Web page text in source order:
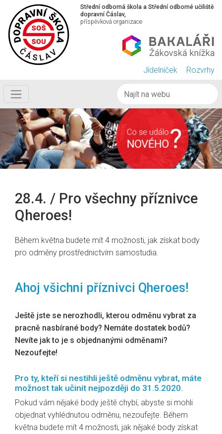
Střední odborná škola a Střední odborné učiliště
dopravní Čáslav,
příspěvková organizace
Jídelníček Rozvrhy
28.4. / Pro všechny příznivce
Qheroes!
Během května budete mít 4 možnosti, jak získat body
pro odměny prostřednictvím samostudia.
Ahoj všichni příznivci Qheroes!
Ještě jste se nerozhodli, kterou odměnu vybrat za
pracně nasbírané body? Nemáte dostatek bodů?
Nevíte jak to je s objednanými odměnami?
Nezoufejte!
Pro ty, kteří si nestihli ještě odměnu vybrat, máte
možnost tak učinit nejpozději do 31.5.2020.
Pokud vám nějaké body ještě chybí, abyste si mohli
objednat vyhlédnutou odměnu, nezoufejte. Během
května budete mít 4 možnosti, jak nějaké body získat